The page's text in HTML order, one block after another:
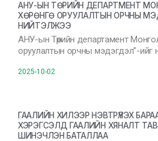
АНУ-ЫН ТӨРИЙН ДЕПАРТМЕНТ
ХӨРӨНГӨ ОРУУЛАЛТЫН ОРЧНЫ
НИЙТЭЛЖЭЭ
АНУ-ын Төрийн департамент Монгол
оруулалтын орчны мэдэгдэл”-ийг
2025-10-02
ГААЛИЙН ХИЛЭЭР НЭВТРҮҮЛЭХ
ХЭРЭГСЭЛД ГААЛИЙН ХЯНАЛТ
ШИНЭЧЛЭН БАТАЛЛАА